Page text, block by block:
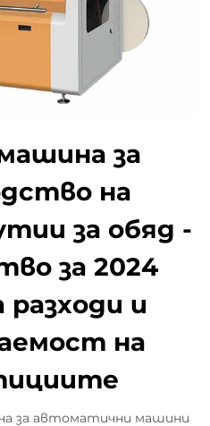
за
на
за обяд -
за 2024
разходи и
на
за автоматични машини